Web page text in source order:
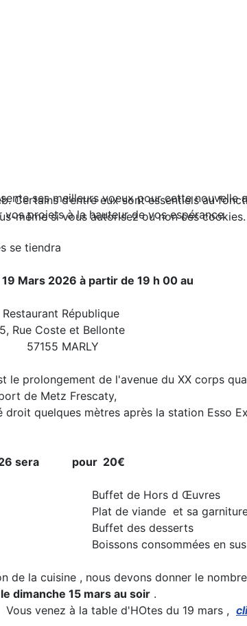
ses meilleurs voeux pour cette nouvelle
projets à la hauteur de vos espérance.
se tiendra
19 Mars 2026 à partir de 19 h 00 au
et Bellonte
le prolongement de l'avenue du XX corps
de Metz Frescaty,
droit quelques mètres après la station Esso
sera pour 20€
Hors d Œuvres
et sa
desserts
en sus
de la cuisine , nous devons donner le
dimanche 15 mars au soir .
d'HOtes du 19 mars ,
Certains d’entre eux sont essentiels au
même si vous autorisez ou non ces